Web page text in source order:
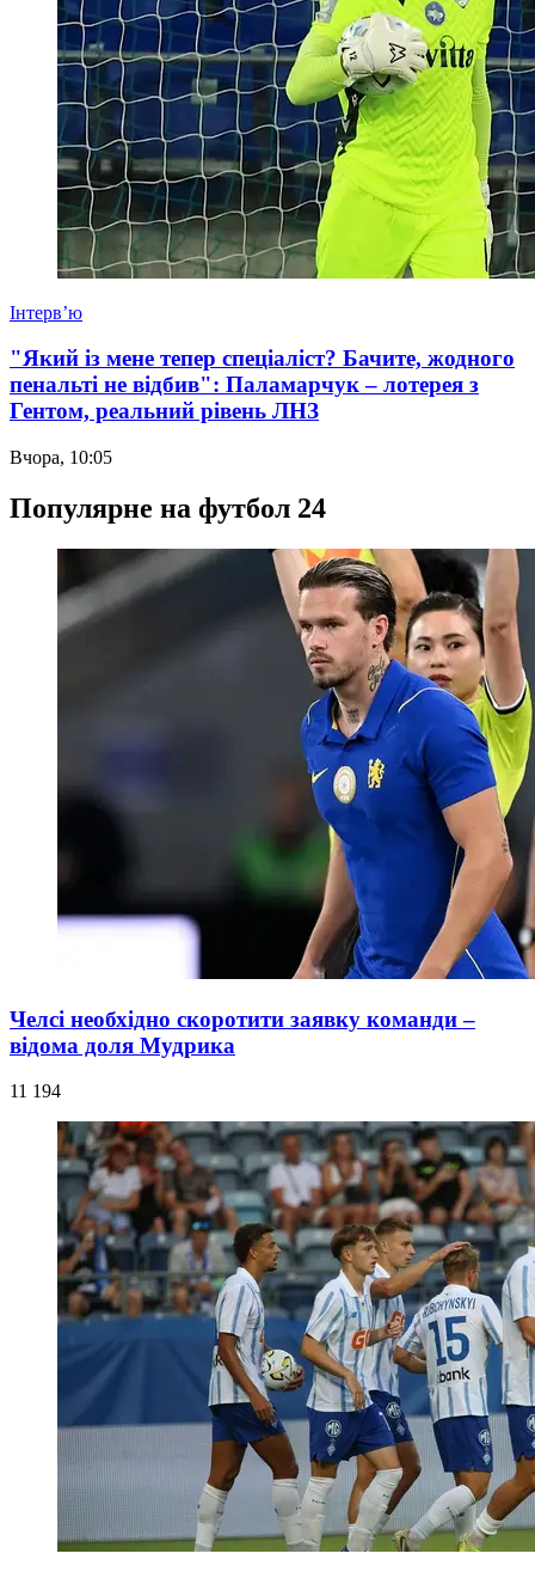
Інтерв’ю
"Який із мене тепер спеціаліст? Бачите, жодного
пенальті не відбив": Паламарчук – лотерея з
Гентом, реальний рівень ЛНЗ
Вчора, 10:05
Популярне на футбол 24
Челсі необхідно скоротити заявку команди –
відома доля Мудрика
11 194